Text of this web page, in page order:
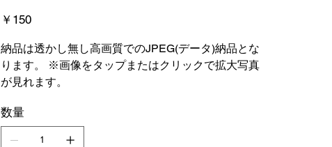
価
格
￥150
納品は透かし無し高画質でのJPEG(データ)納品とな
ります。 ※画像をタップまたはクリックで拡大写真
が見れます。
数量